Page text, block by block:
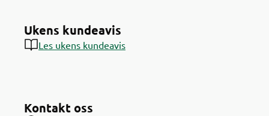
Ukens kundeavis
Les ukens kundeavis
Kontakt oss